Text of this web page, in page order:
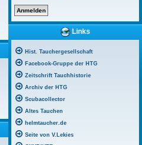
Links
Hist. Tauchergesellschaft
Facebook-Gruppe der HTG
Zeitschrift Tauchhistorie
Archiv der HTG
Scubacollector
Altes Tauchen
helmtaucher.de
Seite von V.Lekies